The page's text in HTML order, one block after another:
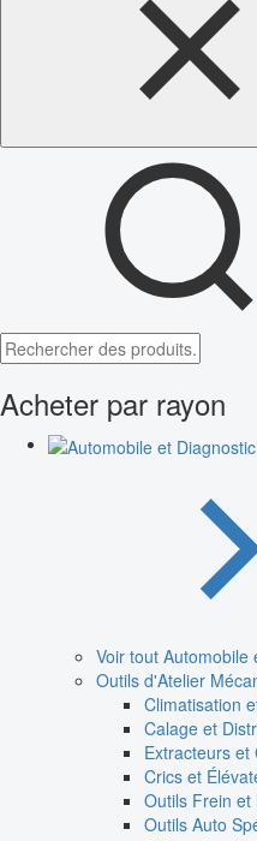
Acheter par rayon
Voir tout Automobile
Outils d'Atelier
Climatisation
Calage et
Extracteurs et
Crics et
Outils Frein et
Outils Auto